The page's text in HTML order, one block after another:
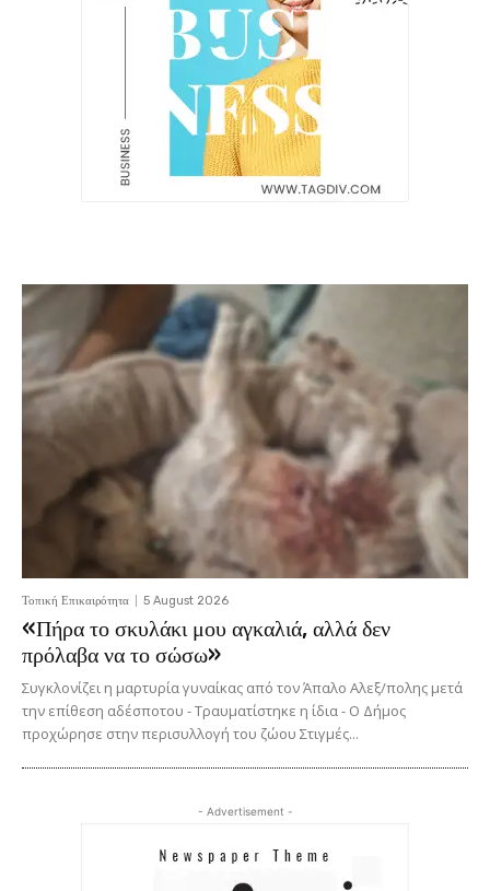
Τοπική Επικαιρότητα 5 August 2026
«Πήρα το σκυλάκι μου αγκαλιά, αλλά δεν
πρόλαβα να το σώσω»
Συγκλονίζει η μαρτυρία γυναίκας από τον Άπαλο Αλεξ/πολης μετά
την επίθεση αδέσποτου - Τραυματίστηκε η ίδια - Ο Δήμος
προχώρησε στην περισυλλογή του ζώου Στιγμές...
- Advertisement -